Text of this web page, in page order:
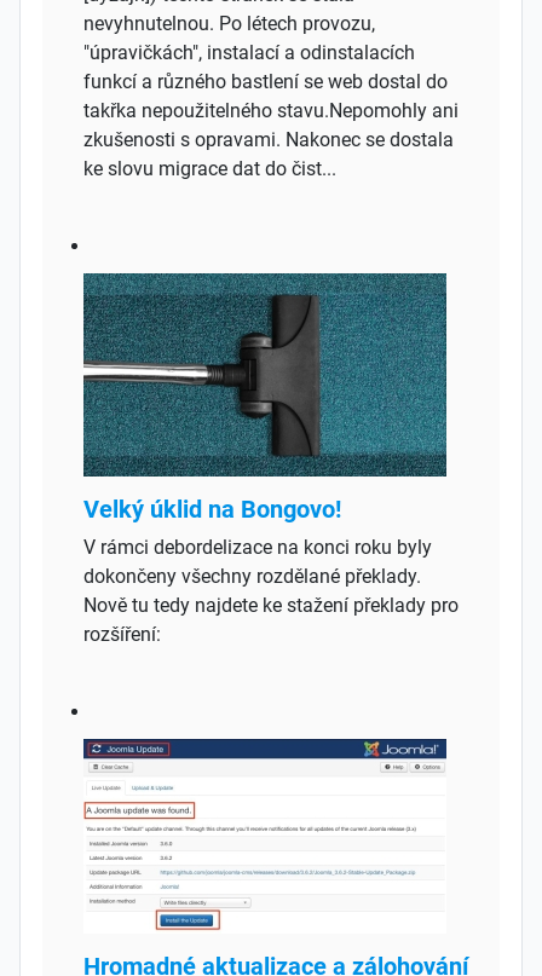
nevyhnutelnou. Po létech provozu,
"úpravičkách", instalací a odinstalacích
funkcí a různého bastlení se web dostal do
takřka nepoužitelného stavu.Nepomohly ani
zkušenosti s opravami. Nakonec se dostala
ke slovu migrace dat do čist...
Velký úklid na Bongovo!
V rámci debordelizace na konci roku byly
dokončeny všechny rozdělané překlady.
Nově tu tedy najdete ke stažení překlady pro
rozšíření:
Hromadné aktualizace a zálohování